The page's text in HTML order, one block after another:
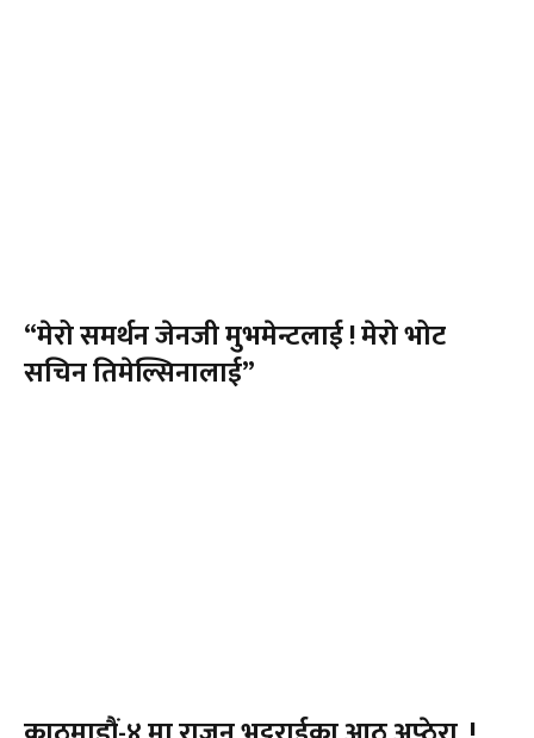
“मेरो समर्थन जेनजी मुभमेन्टलाई ! मेरो भोट
सचिन तिमेल्सिनालाई”